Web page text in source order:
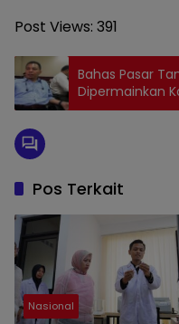
Post Views: 391
Bahas Pasar
Dipermainkan
Pos Terkait
Nasional